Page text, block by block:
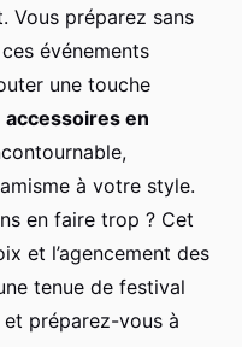
Vous préparez sans
événements
une touche
accessoires en
à votre style.
en faire trop ? Cet
et l’agencement des
tenue de festival
préparez-vous à